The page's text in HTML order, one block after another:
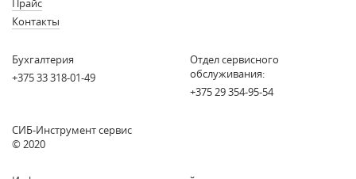
Прайс
Контакты
Бухгалтерия
+375 33 318-01-49
Отдел сервисного
обслуживания:
+375 29 354-95-54
СИБ-Инструмент сервис
© 2020